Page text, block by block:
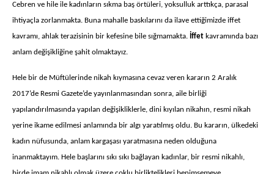
Cebren ve hile ile kadınların sıkma baş örtüleri, yoksulluk arttıkça, parasal
ihtiyaçla zorlanmakta. Buna mahalle baskılarını da ilave ettiğimizde iffet
kavramı, ahlak terazisinin bir kefesine bile sığmamakta. İffet kavramında bazı
anlam değişikliğine şahit olmaktayız.
Hele bir de Müftülerinde nikah kıymasına cevaz veren kararın 2 Aralık
2017’de Resmi Gazete’de yayınlanmasından sonra, aile birliği
yapılandırılmasında yapılan değişikliklerle, dini kıyılan nikahın, resmi nikah
yerine ikame edilmesi anlamında bir algı yaratılmış oldu. Bu kararın, ülkedeki
kadın nüfusunda, anlam kargaşası yaratmasına neden olduğuna
inanmaktayım. Hele başlarını sıkı sıkı bağlayan kadınlar, bir resmi nikahlı,